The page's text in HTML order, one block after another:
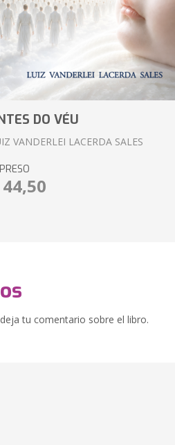
DO VÉU
VANDERLEI LACERDA SALES
deja tu comentario sobre el libro.